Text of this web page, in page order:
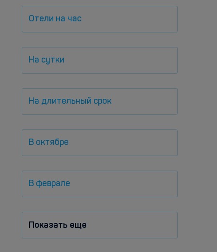
Отели на час
На сутки
На длительный срок
В октябре
В феврале
Показать еще